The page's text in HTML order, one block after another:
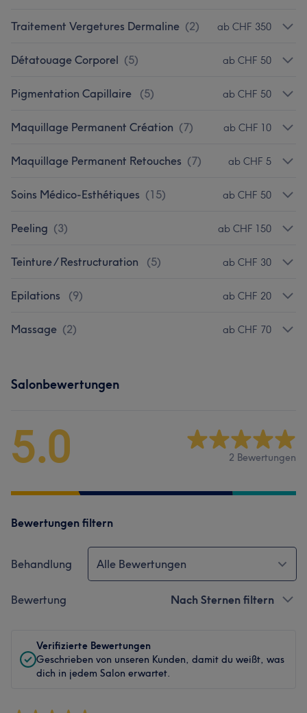
Traitement Vergetures Dermaline (2) ab CHF 350
Détatouage Corporel (5) ab CHF 50
Pigmentation Capillaire (5) ab CHF 50
Maquillage Permanent Création (7) ab CHF 10
Maquillage Permanent Retouches (7) ab CHF 5
Soins Médico-Esthétiques (15) ab CHF 50
Peeling (3) ab CHF 150
Teinture / Restructuration (5) ab CHF 30
Epilations (9) ab CHF 20
Massage (2) ab CHF 70
Salonbewertungen
5.0 2 Bewertungen
Bewertungen filtern
Behandlung Alle Bewertungen
Bewertung Nach Sternen filtern
Verifizierte Bewertungen
Geschrieben von unseren Kunden, damit du weißt, was
dich in jedem Salon erwartet.